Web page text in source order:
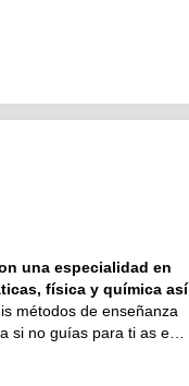
una especialidad en
física y química así
métodos de enseñanza
si no guías para ti as e
dejó tareas por qué mi
no se aprenden